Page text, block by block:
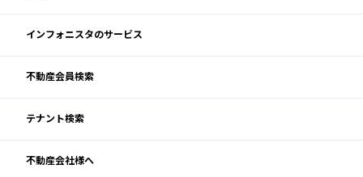
インフォニスタのサービス
不動産会員検索
テナント検索
不動産会社様へ